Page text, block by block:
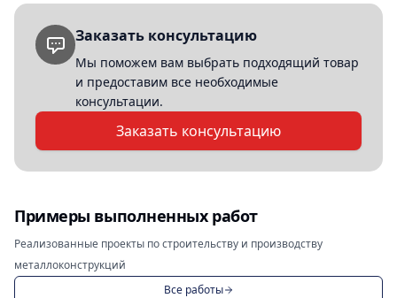
Заказать консультацию
Мы поможем вам выбрать подходящий товар
и предоставим все необходимые
консультации.
Заказать консультацию
Примеры выполненных работ
Реализованные проекты по строительству и производству
металлоконструкций
Все работы